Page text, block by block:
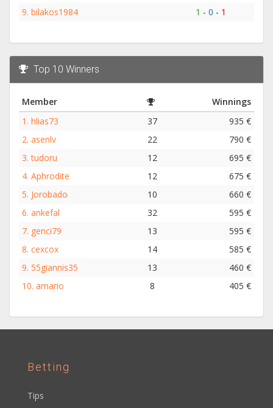
9. bilakos1984 1 - 0 - 1
Top 10 Winners
Member
Winnings
1. hlias73 37
935 €
2. asenlv 22
790 €
3.tudoru 12
695 €
4. Aphrodite 12
675 €
5. Jorobado 10
660 €
6. ankefal 32
595 €
7. genci79 13
595 €
8. cexcox 14
585 €
9. 55giannis35 13
460 €
10. amario 8 405 €
Betting
Tips